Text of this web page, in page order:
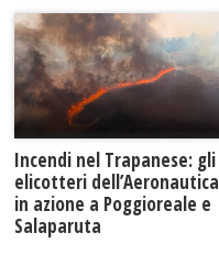
Incendi nel Trapanese: gli
elicotteri dell’Aeronautica
in azione a Poggioreale e
Salaparuta